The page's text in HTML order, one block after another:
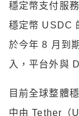
穩定幣支付服
穩定幣 USDC
於今年 8 月到
入，平台外與
目前全球整體
中由 Tether（